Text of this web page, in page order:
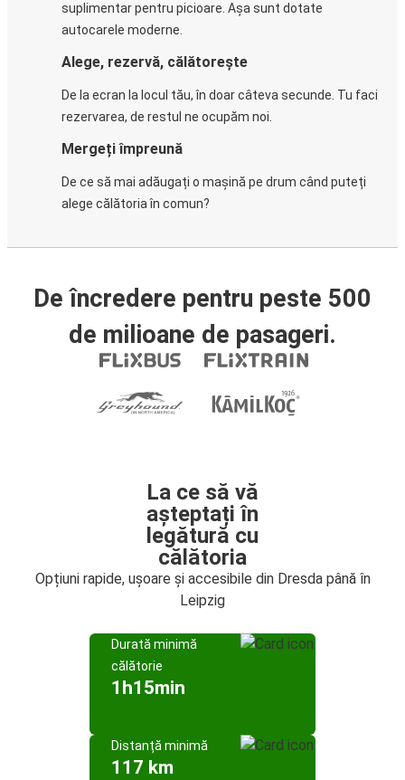
suplimentar pentru picioare. Așa sunt dotate
autocarele moderne.
Alege, rezervă, călătorește
De la ecran la locul tău, în doar câteva secunde. Tu faci
rezervarea, de restul ne ocupăm noi.
Mergeți împreună
De ce să mai adăugați o mașină pe drum când puteți
alege călătoria în comun?
De încredere pentru peste 500
de milioane de pasageri.
La ce să vă
așteptați în
legătură cu
călătoria
Opțiuni rapide, ușoare și accesibile din Dresda până în
Leipzig
Durată minimă
călătorie
1h15min
Distanță minimă
117 km